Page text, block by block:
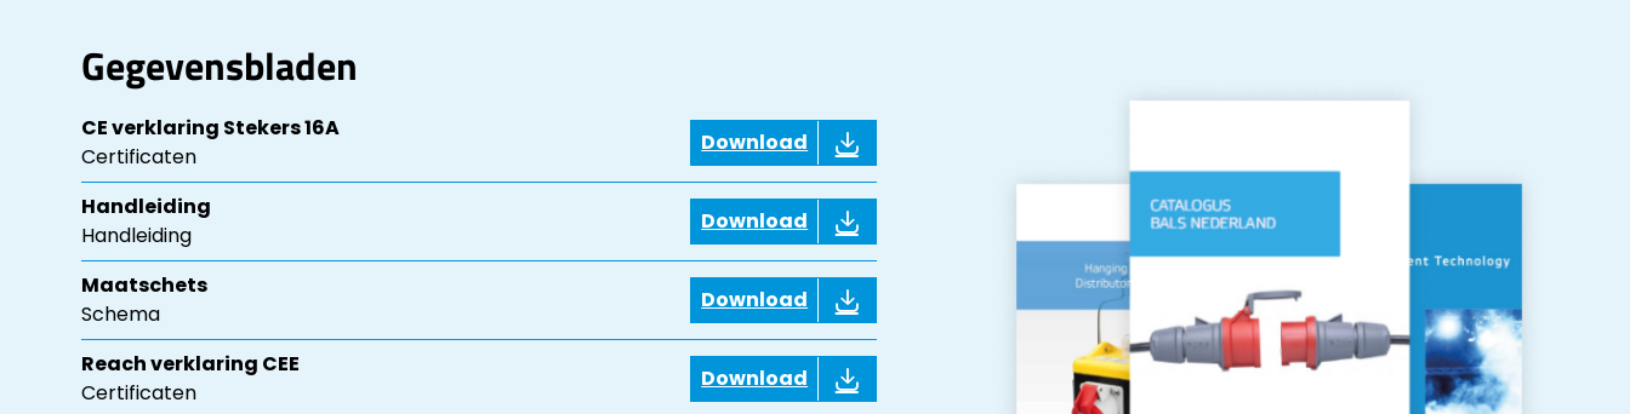
Gegevensbladen
CE verklaring Stekers 16A
Certificaten
Download
Handleiding
Handleiding
Download
Maatschets
Schema
Download
Reach verklaring CEE
Certificaten
Download